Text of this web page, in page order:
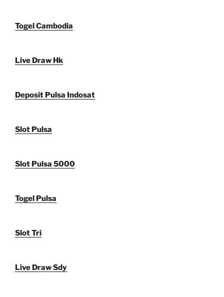
Togel Cambodia
Live Draw Hk
Deposit Pulsa Indosat
Slot Pulsa
Slot Pulsa 5000
Togel Pulsa
Slot Tri
Live Draw Sdy